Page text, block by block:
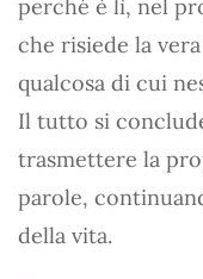
perché è lì, nel
che risiede la
qualcosa di cui
Il tutto si
trasmettere la
parole,
della vita.